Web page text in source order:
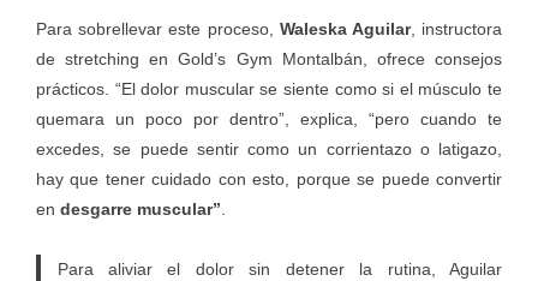
Para sobrellevar este proceso, Waleska Aguilar, instructora
de stretching enGold’s Gym Montalbán , ofrece consejos
prácticos. “El dolor muscular se siente como si el músculo te
quemara un poco por dentro”, explica, “pero cuando te
excedes, se puede sentir como un corrientazo o latigazo,
hay que tener cuidado con esto, porque se puede convertir
en desgarre muscular”
Para aliviar el dolor sin detener la rutina, Aguilar